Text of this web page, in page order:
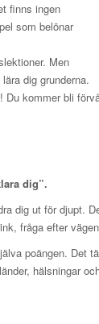
finns ingen
som belönar
Men
dig grunderna.
kommer bli
dig”.
dig ut för djupt.
fråga efter
poängen. Det
hälsningar